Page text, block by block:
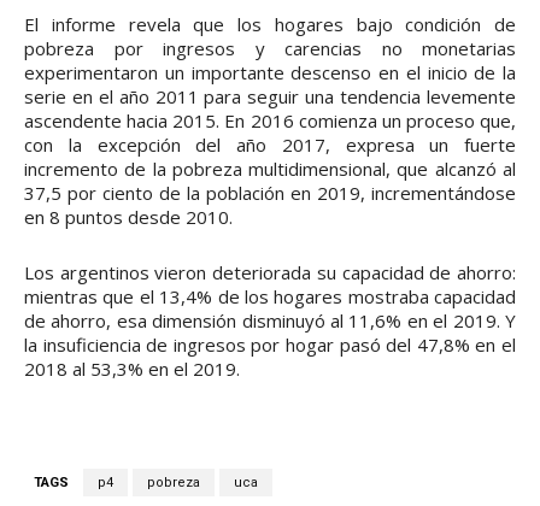
El informe revela que los hogares bajo condición de
pobreza por ingresos y carencias no monetarias
experimentaron un importante descenso en el inicio de la
serie en el año 2011 para seguir una tendencia levemente
ascendente hacia 2015. En 2016 comienza un proceso que,
con la excepción del año 2017, expresa un fuerte
incremento de la pobreza multidimensional, que alcanzó al
37,5 por ciento de la población en 2019, incrementándose
en 8 puntos desde 2010.
Los argentinos vieron deteriorada su capacidad de ahorro:
mientras que el 13,4% de los hogares mostraba capacidad
de ahorro, esa dimensión disminuyó al 11,6% en el 2019. Y
la insuficiencia de ingresos por hogar pasó del 47,8% en el
2018 al 53,3% en el 2019.
TAGS p4 pobreza uca